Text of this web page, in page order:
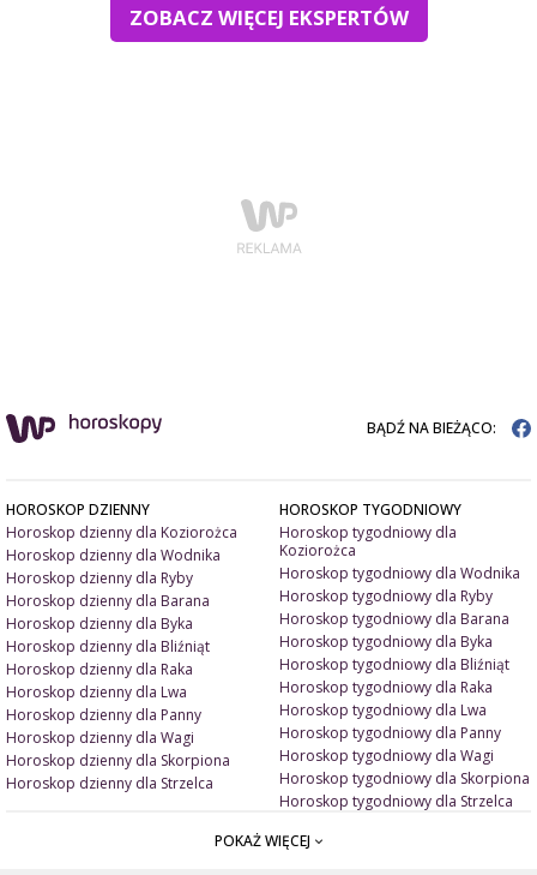
ZOBACZ WIĘCEJ EKSPERTÓW
BĄDŹ NA BIEŻĄCO:
HOROSKOP DZIENNY
Horoskop dzienny dla Koziorożca
Horoskop dzienny dla Wodnika
Horoskop dzienny dla Ryby
Horoskop dzienny dla Barana
Horoskop dzienny dla Byka
Horoskop dzienny dla Bliźniąt
Horoskop dzienny dla Raka
Horoskop dzienny dla Lwa
Horoskop dzienny dla Panny
Horoskop dzienny dla Wagi
Horoskop dzienny dla Skorpiona
Horoskop dzienny dla Strzelca
HOROSKOP TYGODNIOWY
Horoskop tygodniowy dla
Koziorożca
Horoskop tygodniowy dla Wodnika
Horoskop tygodniowy dla Ryby
Horoskop tygodniowy dla Barana
Horoskop tygodniowy dla Byka
Horoskop tygodniowy dla Bliźniąt
Horoskop tygodniowy dla Raka
Horoskop tygodniowy dla Lwa
Horoskop tygodniowy dla Panny
Horoskop tygodniowy dla Wagi
Horoskop tygodniowy dla Skorpiona
Horoskop tygodniowy dla Strzelca
ZNAK ZODIAKU A
POKAŻ WIĘCEJ